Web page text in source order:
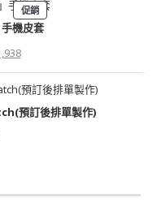
促銷
手機皮套
預訂後排單製作)